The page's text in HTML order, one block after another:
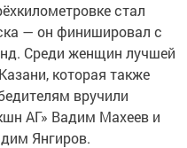
стал
— он финишировал с
Среди женщин лучшей
которая также
вручили
АГ» Вадим Махеев и
Янгиров.